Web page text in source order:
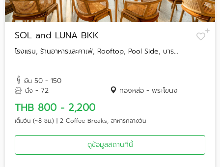
SOL and LUNA BKK
โรงแรม, ร้านอาหารและคาเฟ่, Rooftop, Pool Side, บาร...
ยืน 50 - 150
นั่ง - 72 ทองหล่อ - พระโขนง
THB 800 - 2,200
เต็มวัน (~8 ชม.) | 2 Coffee Breaks, อาหารกลางวัน
ดูข้อมูลสถานที่นี้